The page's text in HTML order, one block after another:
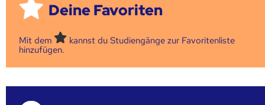
Deine Favoriten
Mit dem
kannst du Studiengänge zur Favoritenliste
hinzufügen.